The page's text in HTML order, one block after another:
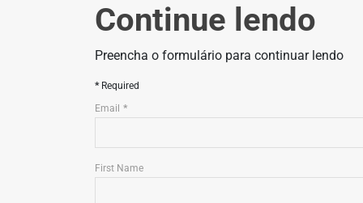
Continue lendo
Preencha o formulário para continuar lendo
Required
Email
First Name